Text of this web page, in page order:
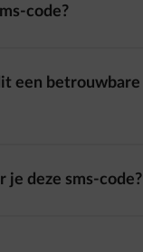
code?
een betrouwbare
je deze sms-code?